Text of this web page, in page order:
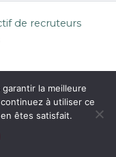
de recruteurs
la meilleure
à utiliser ce
êtes satisfait.